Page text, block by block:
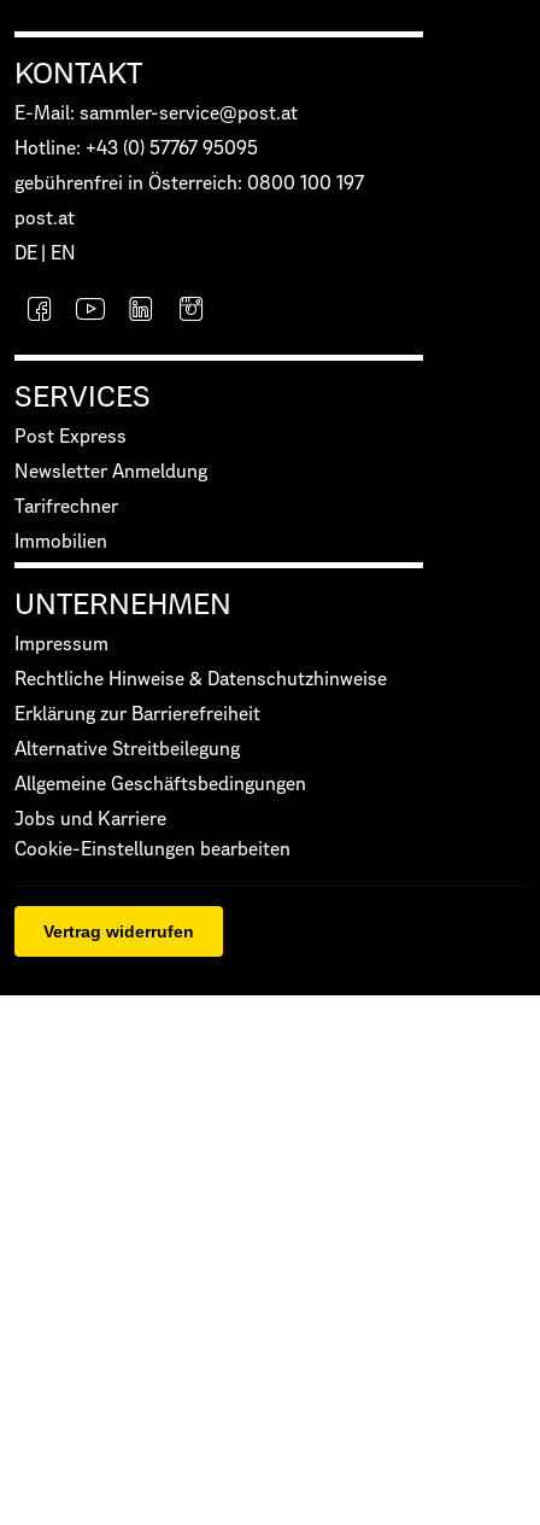
KONTAKT
E-Mail: sammler-service@post.at
Hotline: +43 (0) 57767 95095
gebührenfrei in Österreich: 0800 100 197
post.at
DE
EN
SERVICES
Post Express
Newsletter Anmeldung
Tarifrechner
Immobilien
UNTERNEHMEN
Impressum
Rechtliche Hinweise & Datenschutzhinweise
Erklärung zur Barrierefreiheit
Alternative Streitbeilegung
Allgemeine Geschäftsbedingungen
Jobs und Karriere
Cookie-Einstellungen bearbeiten
Vertrag widerrufen